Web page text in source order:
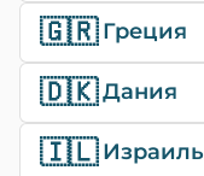
🇬🇷 Греция
🇩🇰Дания
🇮🇱 Израиль